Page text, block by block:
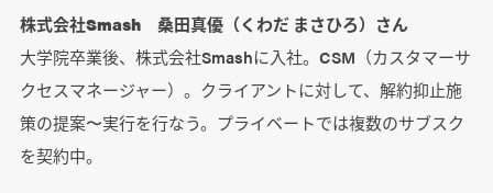
株式会社Smash 桑田真優（くわだ まさひろ）さん
大学院卒業後、株式会社Smashに入社。CSM（カスタマーサ
クセスマネージャー）。クライアントに対して、解約抑止施
策の提案〜実行を行なう。プライベートでは複数のサブスク
を契約中。